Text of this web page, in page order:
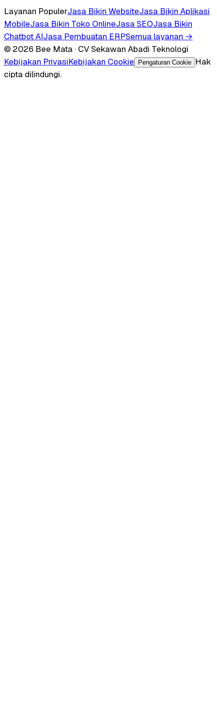
Layanan PopulerJasa Bikin WebsiteJasa Bikin Aplikasi
MobileJasa Bikin Toko OnlineJasa SEOJasa Bikin
Chatbot AIJasa Pembuatan ERPSemua layanan →
© 2026 Bee Mata · CV Sekawan Abadi Teknologi
Kebijakan PrivasiKebijakan Cookie Pengaturan Cookie
Hak
cipta dilindungi.